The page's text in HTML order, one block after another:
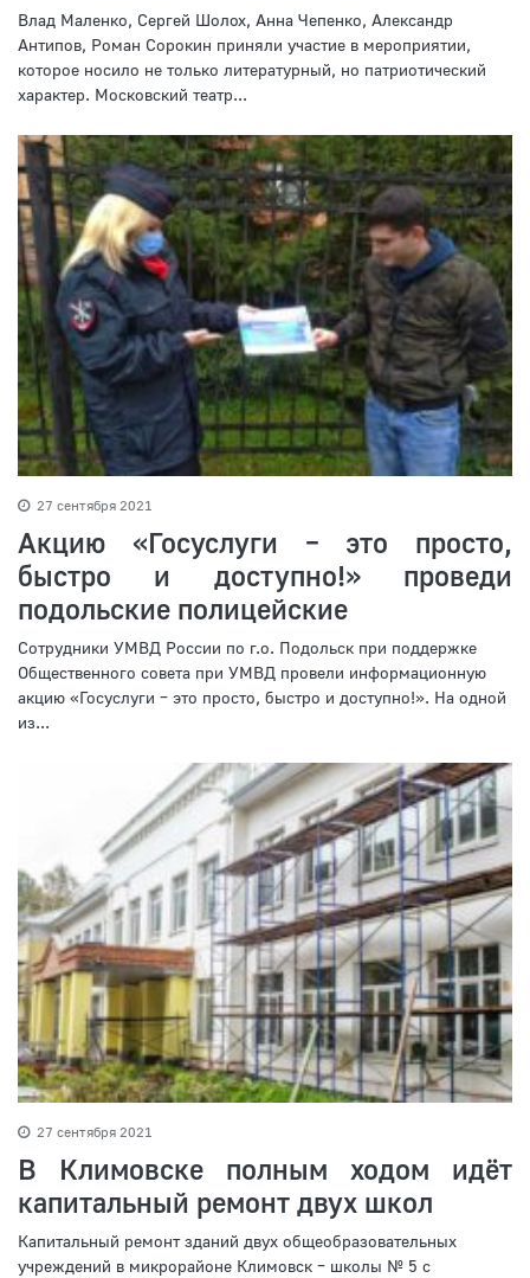
Влад Маленко, Сергей Шолох, Анна Чепенко, Александр
Антипов, Роман Сорокин приняли участие в мероприятии,
которое носило не только литературный, но патриотический
характер. Московский театр...
27 сентября 2021
Акцию «Госуслуги – это просто,
быстро и доступно!» проведи
подольские полицейские
Сотрудники УМВД России по г.о. Подольск при поддержке
Общественного совета при УМВД провели информационную
акцию «Госуслуги – это просто, быстро и доступно!». На одной
из...
27 сентября 2021
В Климовске полным ходом идёт
капитальный ремонт двух школ
Капитальный ремонт зданий двух общеобразовательных
учреждений в микрорайоне Климовск – школы № 5 с